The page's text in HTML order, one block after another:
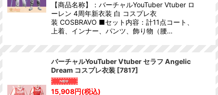
【商品名称】：バーチャルYouTuber Vtuber ロ
ーレン 4周年新衣装 白 コスプレ衣
装 COSBRAVO ■セット内容：計11点コート、
上着、インナー、パンツ、飾り物（腰…
バーチャルYouTuber Vtuber セラフ Angelic
Dream コスプレ衣装 [7817]
15,908円(税込)